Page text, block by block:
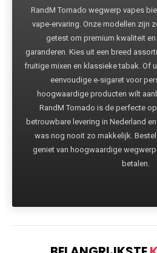
RandM Tornado wegwerp vapes
vape-ervaring. Onze modellen zijn
getest om premium kwaliteit
garanderen. Kies uit een breed
fruitige mixen en klassieke tabak. Of
eenvoudige e-sigaret voor
hoogwaardige producten wilt
RandM Tornado is de perfecte
betrouwbare levering in Nederland
was nog nooit zo makkelijk.
geniet van hoogwaardige
betalen.